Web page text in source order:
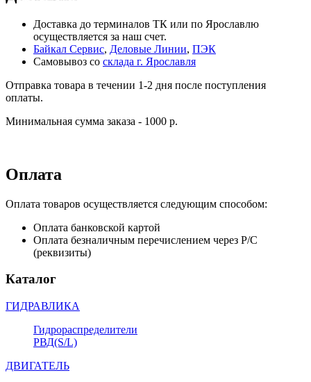
Доставка до терминалов ТК или по Ярославлю
осуществляется за наш счет.
Байкал Сервис, Деловые Линии, ПЭК
Самовывоз со склада г. Ярославля
Отправка товара в течении 1-2 дня после поступления
оплаты.
Минимальная сумма заказа - 1000 р.
Оплата
Оплата товаров осуществляется следующим способом:
Оплата банковской картой
Оплата безналичным перечислением через Р/С
(реквизиты)
Каталог
ГИДРАВЛИКА
Гидрораспределители
РВД(S/L)
ДВИГАТЕЛЬ